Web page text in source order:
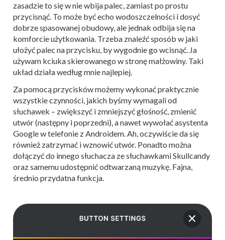
zasadzie to się w nie wbija palec, zamiast po prostu
przycisnąć. To może być echo wodoszczelności i dosyć
dobrze spasowanej obudowy, ale jednak odbija się na
komforcie użytkowania. Trzeba znaleźć sposób w jaki
ułożyć palec na przycisku, by wygodnie go wcisnąć. Ja
używam kciuka skierowanego w stronę małżowiny. Taki
układ działa według mnie najlepiej.
Za pomocą przycisków możemy wykonać praktycznie
wszystkie czynności, jakich byśmy wymagali od
słuchawek – zwiększyć i zmniejszyć głośność, zmienić
utwór (następny i poprzedni), a nawet wywołać asystenta
Google w telefonie z Androidem. Ah, oczywiście da się
również zatrzymać i wznowić utwór. Ponadto można
dołączyć do innego słuchacza ze słuchawkami Skullcandy
oraz samemu udostępnić odtwarzaną muzykę. Fajna,
średnio przydatna funkcja.